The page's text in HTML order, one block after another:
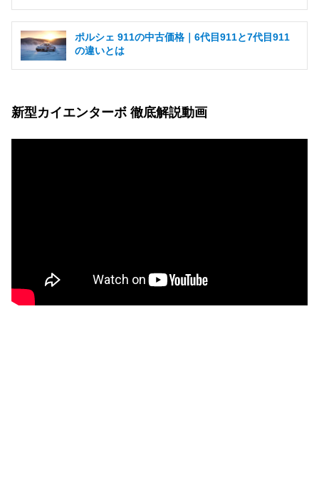
ポルシェ 911の中古価格｜6代目911と7代目911
の違いとは
新型カイエンターボ 徹底解説動画